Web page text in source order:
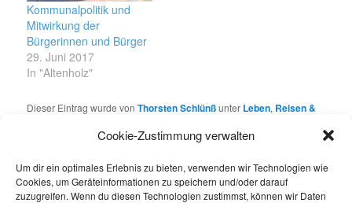
Cookie-Zustimmung verwalten
Um dir ein optimales Erlebnis zu bieten, verwenden wir Technologien wie
Cookies, um Geräteinformationen zu speichern und/oder darauf
zuzugreifen. Wenn du diesen Technologien zustimmst, können wir Daten
Kommunalpolitik und
Mitwirkung der
Bürgerinnen und Bürger
29. Juni 2017
In "Altenholz"
Dieser Eintrag wurde vonThorsten Schlünßunter Leben, Reisen &
Über Thorsten Schlünß
Das Leben im Allgemeinen und die kleinen und